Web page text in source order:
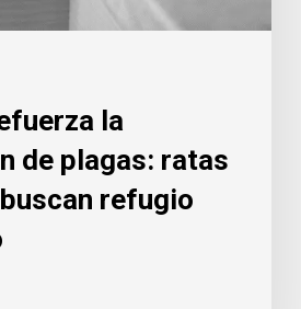
la
de plagas: ratas
refugio